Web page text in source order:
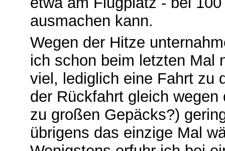
ausmachen kann.
Wegen der Hitze
ich schon beim letzten Mal
viel, lediglich eine Fahrt zu
der Rückfahrt gleich
zu großen Gepäcks?)
übrigens das einzige Mal